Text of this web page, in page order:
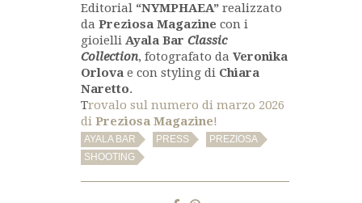
Editorial “NYMPHAEA” realizzato
da Preziosa Magazine con i
gioielli Ayala Bar Classic
Collection, fotografato da Veronika
Orlova e con styling di Chiara
Naretto.
Trovalo sul numero di marzo 2026
di Preziosa Magazine!
AYALA BAR PRESS PREZIOSA
SHOOTING